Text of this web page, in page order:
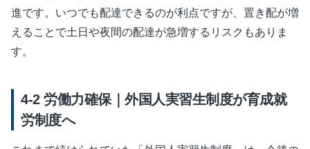
進です。いつでも配達できるのが利点ですが、置き配が増
えることで土日や夜間の配達が急増するリスクもありま
す。
労働力確保｜外国人実習生制度が育成就
労制度へ